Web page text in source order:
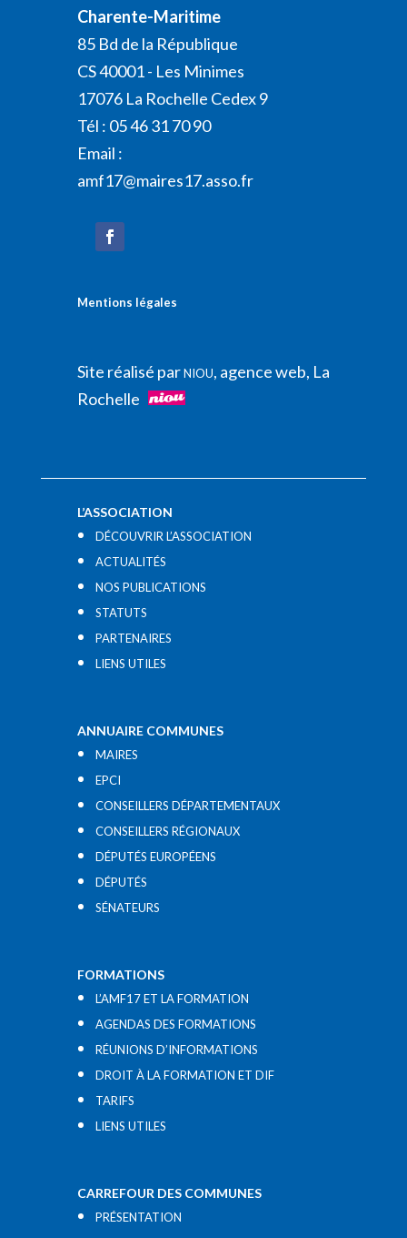
Charente-Maritime
85 Bd de la République
CS 40001 - Les Minimes
17076 La Rochelle Cedex 9
Tél : 05 46 31 70 90
Email :
amf17@maires17.asso.fr
Mentions légales
Site réalisé parNIOU, agence web, La
Rochelle
L’ASSOCIATION
DÉCOUVRIR L’ASSOCIATION
ACTUALITÉS
NOS PUBLICATIONS
STATUTS
PARTENAIRES
LIENS UTILES​
ANNUAIRE COMMUNES
MAIRES
EPCI
CONSEILLERS DÉPARTEMENTAUX
CONSEILLERS RÉGIONAUX
DÉPUTÉS EUROPÉENS
DÉPUTÉS
SÉNATEURS
FORMATIONS
L’AMF17 ET LA FORMATION
AGENDAS DES FORMATIONS
RÉUNIONS D’INFORMATIONS
DROIT À LA FORMATION ET DIF
TARIFS
LIENS UTILES​
CARREFOUR DES COMMUNES
PRÉSENTATION